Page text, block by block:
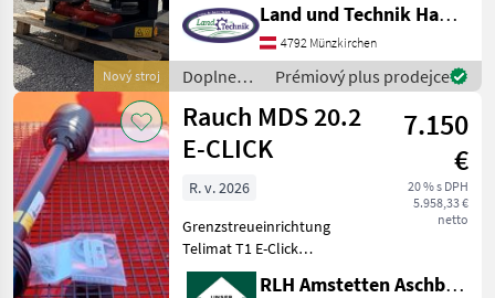
Nový stroj
Schieberbetätigung •
langsam rotierender
Rührfinger • Telimat T1
Grenzstreueinrichtung •
klapp
Land und Technik HandelsgesmbH
4792 Münzkirchen
Doplnenie
živin a
polievanie
/ Rauch
Prémiový plus prodejce
Rauch MDS 20.2
E-CLICK
7.150
€
20 % s DPH
5.958,33 €
netto
R. v. 2026
Grenzstreueinrichtung
Telimat T1 E-Click
Gelenkwelle Sklopací
vzorkový sadzač-súprava,
RLH Amstetten Aschbach